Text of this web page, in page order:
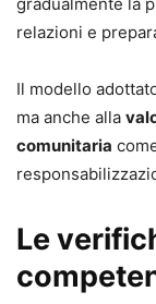
relazioni e
Il modello
ma anche alla
comunitaria
Le